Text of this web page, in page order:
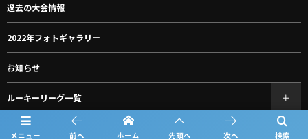
メニュー 検索
前へ ホーム 先頭へ 次へ
過去の大会情報
2022年フォトギャラリー
お知らせ
ルーキーリーグ一覧
スポンサー一覧